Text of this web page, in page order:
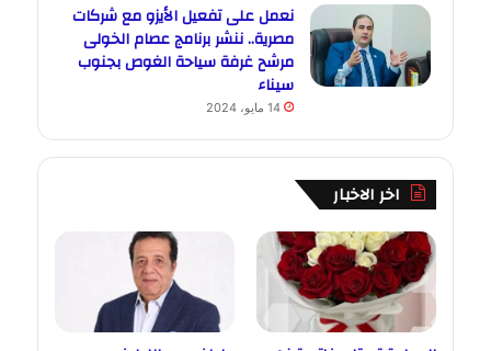
نعمل على تفعيل الأيزو مع شركات
مصرية.. ننشر برنامج عصام الخولى
مرشح غرفة سياحة الغوص بجنوب
سيناء
14 مايو، 2024
اخر الاخبار